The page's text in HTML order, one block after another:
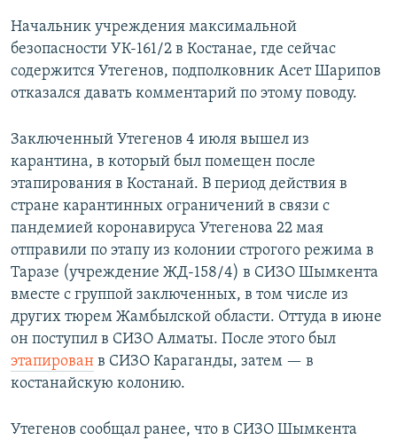
Начальник учреждения максимальной
безопасности УК-161/2 в Костанае, где сейчас
содержится Утегенов, подполковник Асет Шарипов
отказался давать комментарий по этому поводу.
Заключенный Утегенов 4 июля вышел из
карантина, в который был помещен после
этапирования в Костанай. В период действия в
стране карантинных ограничений в связи с
пандемией коронавируса Утегенова 22 мая
отправили по этапу из колонии строгого режима в
Таразе (учреждение ЖД-158/4) в СИЗО Шымкента
вместе с группой заключенных, в том числе из
других тюрем Жамбылской области. Оттуда в июне
он поступил в СИЗО Алматы. После этого был
этапирован в СИЗО Караганды, затем — в
костанайскую колонию.
Утегенов сообщал ранее, что в СИЗО Шымкента